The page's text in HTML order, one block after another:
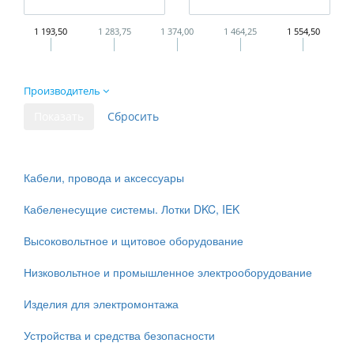
1 193,50 1 283,75 1 374,00 1 464,25 1 554,50
Производитель
Кабели, провода и аксессуары
Кабеленесущие системы. Лотки DKC, IEK
Высоковольтное и щитовое оборудование
Низковольтное и промышленное электрооборудование
Изделия для электромонтажа
Устройства и средства безопасности